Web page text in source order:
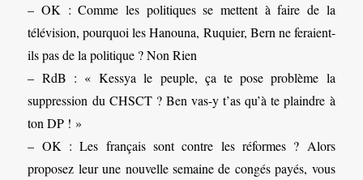
– OK : Comme les politiques se mettent à faire de la
télévision, pourquoi les Hanouna, Ruquier, Bern ne feraient-
ils pas de la politique ? Non Rien
– RdB : « Kessya le peuple, ça te pose problème la
suppression du CHSCT ? Ben vas-y t’as qu’à te plaindre à
ton DP ! »
– OK : Les français sont contre les réformes ? Alors
proposez leur une nouvelle semaine de congés payés, vous